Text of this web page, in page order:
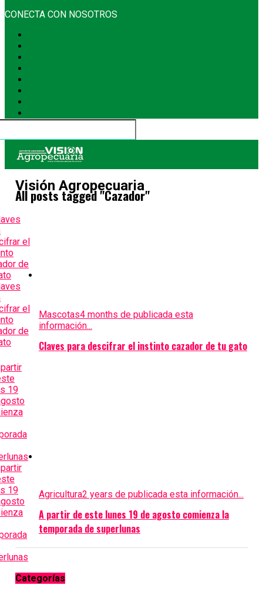
CONECTA CON NOSOTROS
Visión Agropecuaria
All posts tagged "Cazador"
Mascotas4 months de publicada esta
información...
Claves para descifrar el instinto cazador de tu gato
Agricultura2 years de publicada esta información...
A partir de este lunes 19 de agosto comienza la
temporada de superlunas
Categorías